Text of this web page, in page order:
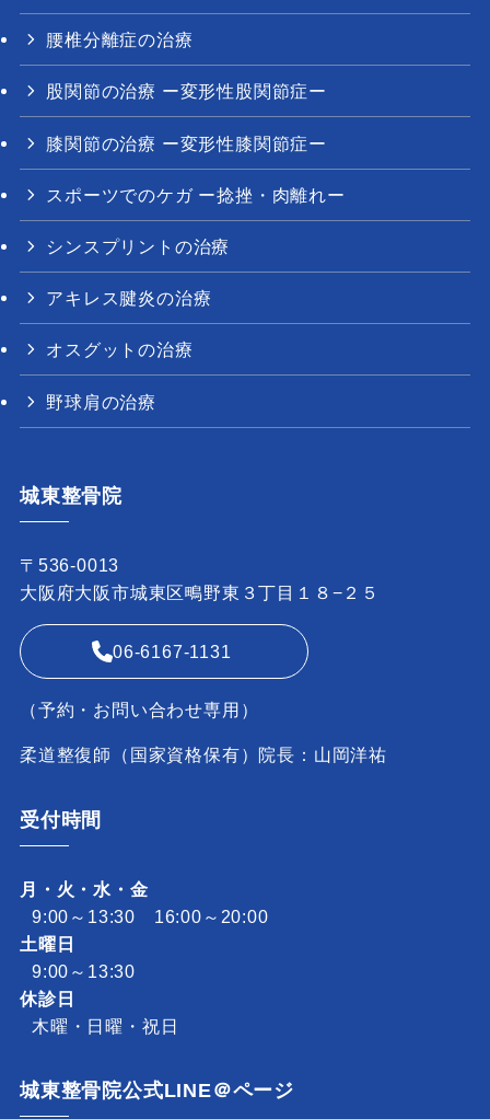
腰椎分離症の治療
股関節の治療 ー変形性股関節症ー
膝関節の治療 ー変形性膝関節症ー
スポーツでのケガ ー捻挫・肉離れー
シンスプリントの治療
アキレス腱炎の治療
オスグットの治療
野球肩の治療
城東整骨院
〒536-0013
大阪府大阪市城東区鴫野東３丁目１８−２５
06-6167-1131
（予約・お問い合わせ専用）
柔道整復師（国家資格保有）院長：山岡洋祐
受付時間
月・火・水・金
9:00～13:30 16:00～20:00
土曜日
9:00～13:30
休診日
木曜・日曜・祝日
城東整骨院公式LINE＠ページ